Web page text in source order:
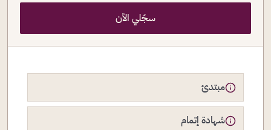
سجّلي الآن
مبتدئ
شهادة إتمام